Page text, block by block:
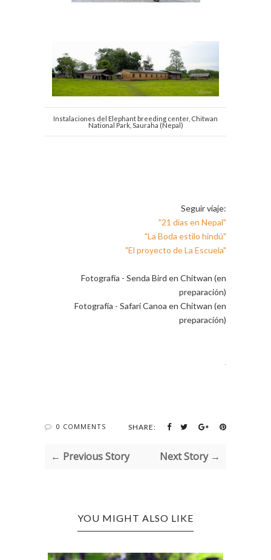
Instalaciones del Elephant breeding center, Chitwan
National Park, Sauraha (Nepal)
Seguir viaje:
"21 días en Nepal"
"La Boda estilo hindú"
"El proyecto de La Escuela"
Fotografía - Senda Bird en Chitwan (en
preparación)
Fotografía - Safari Canoa en Chitwan (en
preparación)
.
0 COMMENTS SHARE:
← Previous Story Next Story →
YOU MIGHT ALSO LIKE